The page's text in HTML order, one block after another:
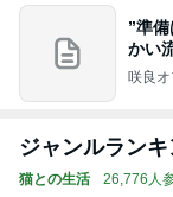
”準
かい
咲良
ジャンルラン
猫との生活 26,776人